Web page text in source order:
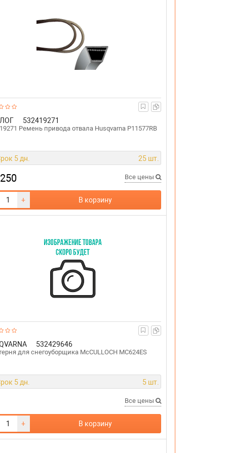
532419271
Ремень привода отвала Husqvarna P11577RB
5 дн. 25 шт.
Все цены
+ В корзину
532429646
для снегоуборщика McCULLOCH MC624ES
5 дн. 5 шт.
Все цены
+ В корзину